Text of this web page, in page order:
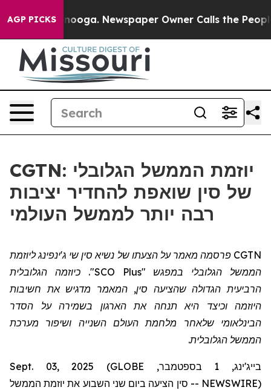
AGP PICKS
Chattanooga. Newspaper Owner Calls the People
CGTN: יוזמת הממשל הגלובלי
של סין שואפת להחדיר יציבות
רבה יותר לממשל העולמי
CGTN פרסמה מאמר על הצעתו של נשיא סין שי ג'ינפינג ליוזמת
הממשל הגלובלי במפגש "SCO Plus". כיוזמה הגלובלית
הרביעית הגדולה שהציעה סין, המאמר מדגיש את חשיבות
היוזמה וכיצד היא תנחה את הארגון בשמירה על הסדר
הבינלאומי שלאחר מלחמת העולם השנייה ושיפור מערכת
הממשל הגלובלית.
בייג'ינג, 1 בספטמבר, Sept. 03, 2025 (GLOBE
NEWSWIRE) -- סין הציעה ביום שני השבוע את יוזמת הממשל